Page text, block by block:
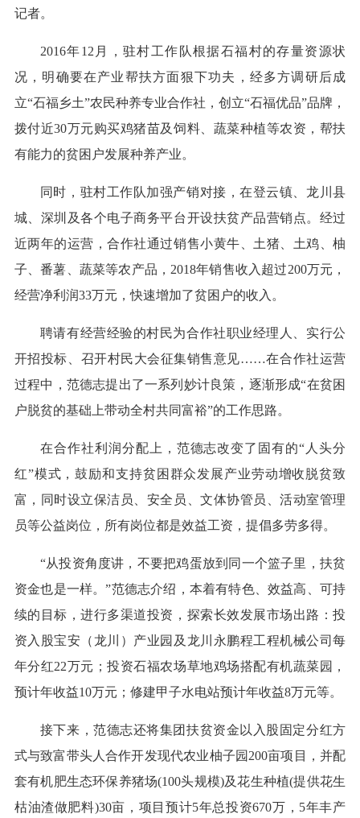
记者。
2016年12月，驻村工作队根据石福村的存量资源状
况，明确要在产业帮扶方面狠下功夫，经多方调研后成
立“石福乡土”农民种养专业合作社，创立“石福优品”品牌，
拨付近30万元购买鸡猪苗及饲料、蔬菜种植等农资，帮扶
有能力的贫困户发展种养产业。
同时，驻村工作队加强产销对接，在登云镇、龙川县
城、深圳及各个电子商务平台开设扶贫产品营销点。经过
近两年的运营，合作社通过销售小黄牛、土猪、土鸡、柚
子、番薯、蔬菜等农产品，2018年销售收入超过200万元，
经营净利润33万元，快速增加了贫困户的收入。
聘请有经营经验的村民为合作社职业经理人、实行公
开招投标、召开村民大会征集销售意见……在合作社运营
过程中，范德志提出了一系列妙计良策，逐渐形成“在贫困
户脱贫的基础上带动全村共同富裕”的工作思路。
在合作社利润分配上，范德志改变了固有的“人头分
红”模式，鼓励和支持贫困群众发展产业劳动增收脱贫致
富，同时设立保洁员、安全员、文体协管员、活动室管理
员等公益岗位，所有岗位都是效益工资，提倡多劳多得。
“从投资角度讲，不要把鸡蛋放到同一个篮子里，扶贫
资金也是一样。”范德志介绍，本着有特色、效益高、可持
续的目标，进行多渠道投资，探索长效发展市场出路：投
资入股宝安（龙川）产业园及龙川永鹏程工程机械公司每
年分红22万元；投资石福农场草地鸡场搭配有机蔬菜园，
预计年收益10万元；修建甲子水电站预计年收益8万元等。
接下来，范德志还将集团扶贫资金以入股固定分红方
式与致富带头人合作开发现代农业柚子园200亩项目，并配
套有机肥生态环保养猪场(100头规模)及花生种植(提供花生
枯油渣做肥料)30亩，项目预计5年总投资670万，5年丰产